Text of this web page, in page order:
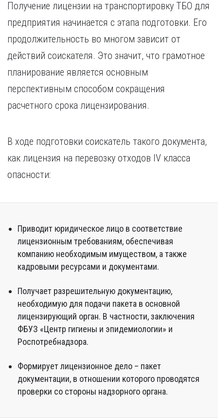
Получение лицензии на транспортировку ТБО для
предприятия начинается с этапа подготовки. Его
продолжительность во многом зависит от
действий соискателя. Это значит, что грамотное
планирование является основным
перспективным способом сокращения
расчетного срока лицензирования.
В ходе подготовки соискатель такого документа,
как лицензия на перевозку отходов IV класса
опасности:
Приводит юридическое лицо в соответствие
лицензионным требованиям, обеспечивая
компанию необходимым имуществом, а также
кадровыми ресурсами и документами.
Получает разрешительную документацию,
необходимую для подачи пакета в основной
лицензирующий орган. В частности, заключения
ФБУЗ «Центр гигиены и эпидемиологии» и
Роспотребнадзора.
Формирует лицензионное дело – пакет
документации, в отношении которого проводятся
проверки со стороны надзорного органа.